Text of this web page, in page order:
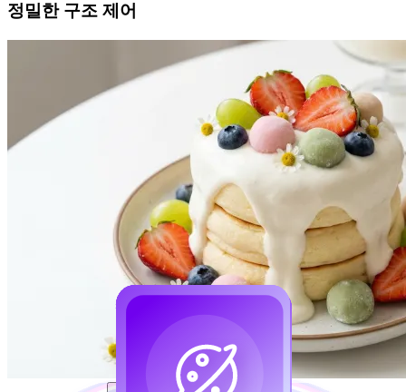
정밀한 구조 제어